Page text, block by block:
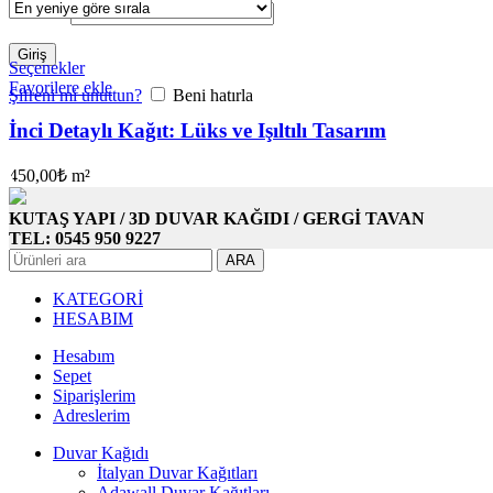
Parola*
Giriş
Şifreni mi unuttun? Beni hatırla
Seçenekler
Favorilere ekle
İnci Detaylı Kağıt: Lüks ve Işıltılı Tasarım
450,00₺ m²
KUTAŞ YAPI / 3D DUVAR KAĞIDI / GERGİ TAVAN
TEL: 0545 950 9227
ARA
KATEGORİ
HESABIM
Hesabım
Sepet
Siparişlerim
Adreslerim
Duvar Kağıdı
İtalyan Duvar Kağıtları